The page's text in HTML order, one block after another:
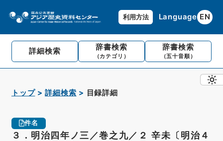
利用方法 Language EN
詳細検索 辞書検索
（カテゴリ）
辞書検索
（五十音順）
トップ 詳細検索 目録詳細
件名
３．明治四年ノ三／巻之九／２ 辛未〔明治４